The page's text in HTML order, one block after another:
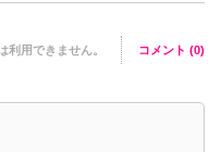
利用できません。 コメント (0)